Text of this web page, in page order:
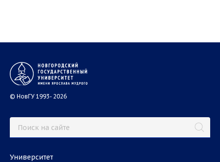
© НовГУ 1993- 2026
Университет